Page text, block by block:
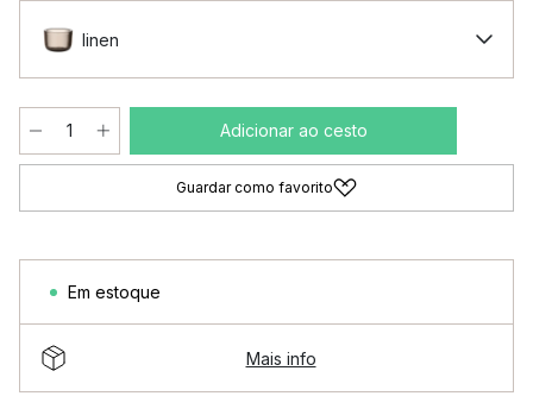
linen
Adicionar ao cesto
Guardar como favorito
Em estoque
Mais info